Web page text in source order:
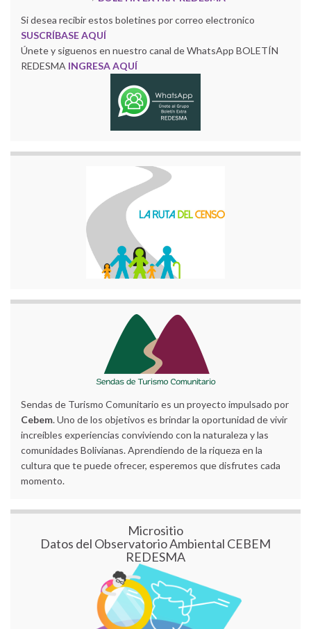
Si desea recibir estos boletines por correo electronico
SUSCRÍBASE AQUÍ
Únete y siguenos en nuestro canal de WhatsApp BOLETÍN
REDESMA INGRESA AQUÍ
Sendas de Turismo Comunitario es un proyecto impulsado por
Cebem. Uno de los objetivos es brindar la oportunidad de vivir
increíbles experiencias conviviendo con la naturaleza y las
comunidades Bolivianas. Aprendiendo de la riqueza en la
cultura que te puede ofrecer, esperemos que disfrutes cada
momento.
Micrositio
Datos del Observatorio Ambiental CEBEM
REDESMA